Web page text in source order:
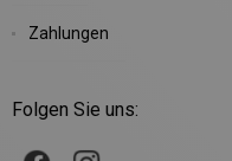
Zahlungen
Folgen Sie uns: